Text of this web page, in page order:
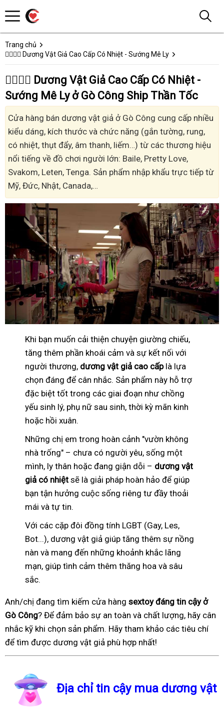
Trang chủ
👩‍❤️‍💋‍👨 Dương Vật Giả Cao Cấp Có Nhiệt - Sướng Mê Ly
👩‍❤️‍💋‍👨 Dương Vật Giả Cao Cấp Có Nhiệt -
Sướng Mê Ly ở Gò Công Ship Thần Tốc
Cửa hàng bán dương vật giả ở Gò Công cung cấp nhiều
kiểu dáng, kích thước và chức năng (gắn tường, rung,
có nhiệt, thụt đẩy, âm thanh, liếm…) từ các thương hiệu
nổi tiếng về đồ chơi người lớn: Baile, Pretty Love,
Svakom, Leten, Tenga. Sản phẩm nhập khẩu trực tiếp từ
Mỹ, Đức, Nhật, Canada,…
Khi bạn muốn cải thiện chuyện giường chiếu,
tăng thêm phần khoái cảm và sự kết nối với
người thương, dương vật giả cao cấplà lựa
chọn đáng để cân nhắc. Sản phẩm này hỗ trợ
đặc biệt tốt trong các giai đoạn như chồng
yếu sinh lý, phụ nữ sau sinh, thời kỳ mãn kinh
hoặc hồi xuân.
Những chị em trong hoàn cảnh "vườn không
nhà trống" – chưa có người yêu, sống một
mình, ly thân hoặc đang giận dỗi – dương vật
giả có nhiệt sẽ là giải pháp hoàn hảo để giúp
bạn tận hưởng cuộc sống riêng tư đầy thoải
mái và tự tin.
Với các cặp đôi đồng tính LGBT (Gay, Les,
Bot...), dương vật giả giúp tăng thêm sự nồng
nàn và mang đến những khoảnh khắc lãng
mạn, giúp tình cảm thêm thăng hoa và sâu
sắc.
Anh/chị đang tìm kiếm cửa hàng sextoy đáng tin cậy ở
Gò Công? Để đảm bảo sự an toàn và chất lượng, hãy cân
nhắc kỹ khi chọn sản phẩm. Hãy tham khảo các tiêu chí
để tìm được dương vật giả phù hợp nhất!
Địa chỉ tin cậy mua dương vật